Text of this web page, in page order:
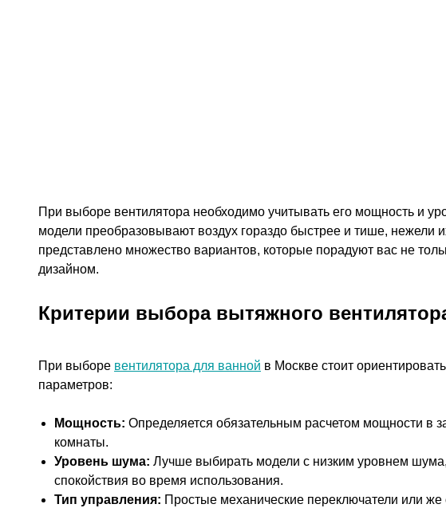
При выборе вентилятора необходимо учитывать его мощность и
модели преобразовывают воздух гораздо быстрее и тише, нежели
представлено множество вариантов, которые порадуют вас не
дизайном.
Критерии выбора вытяжного
При выборе вентилятора для ванной в Москве стоит
параметров:
Мощность: Определяется обязательным расчетом мощности в
комнаты.
Уровень шума: Лучше выбирать модели с низким уровнем
спокойствия во время использования.
Тип управления: Простые механические переключатели или